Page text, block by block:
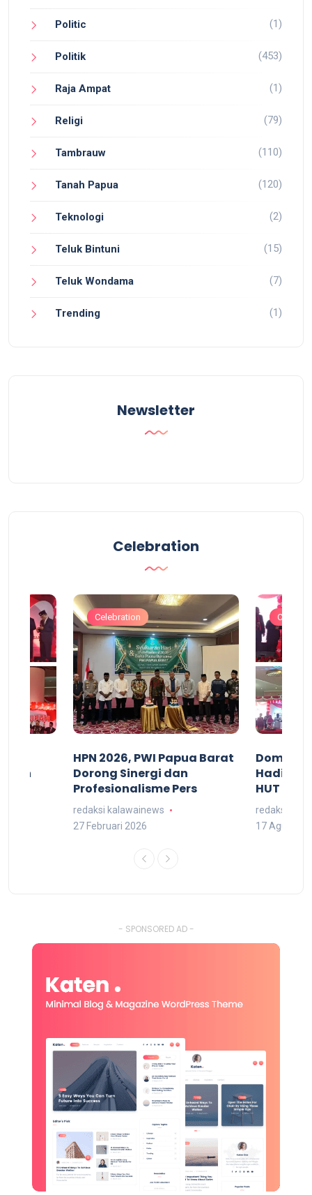
Politic (1)
Politik (453)
Raja Ampat (1)
Religi (79)
Tambrauw (110)
Tanah Papua (120)
Teknologi (2)
Teluk Bintuni (15)
Teluk Wondama (7)
Trending (1)
Newsletter
Celebration
Celebration
HPN 2026, PWI Papua Barat
Dorong Sinergi dan
Profesionalisme Pers
redaksi kalawainews
27 Februari 2026
Hadiri
HUT RI
redaksi
17 Agustus
- SPONSORED AD -